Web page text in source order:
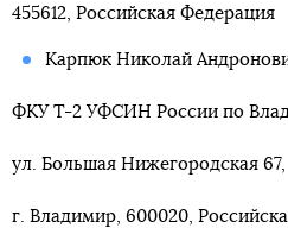
455612, Российская Федерация
Карпюк Николай
ФКУ Т-2 УФСИН России по
ул. Большая Нижегородская 67,
г. Владимир, 600020,